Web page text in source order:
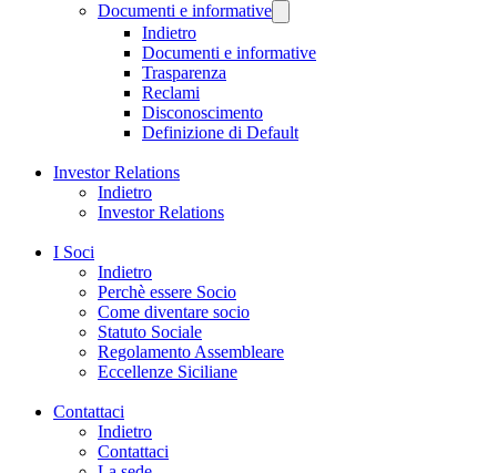
Documenti e informative
Indietro
Documenti e informative
Trasparenza
Reclami
Disconoscimento
Definizione di Default
Investor Relations
Indietro
Investor Relations
I Soci
Indietro
Perchè essere Socio
Come diventare socio
Statuto Sociale
Regolamento Assembleare
Eccellenze Siciliane
Contattaci
Indietro
Contattaci